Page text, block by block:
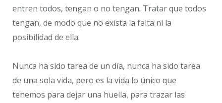
entren todos, tengan o no tengan. Tratar que todos
tengan, de modo que no exista la falta ni la
posibilidad de ella.
Nunca ha sido tarea de un día, nunca ha sido tarea
de una sola vida, pero es la vida lo único que
tenemos para dejar una huella, para trazar las